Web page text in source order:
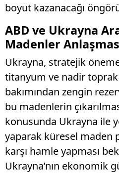
boyut kazanacağı
ABD ve Ukrayna
Madenler
Ukrayna, stratejik
titanyum ve nadir
bakımından zengin
bu madenlerin
konusunda Ukrayna ile
yaparak küresel maden
karşı hamle yapması
Ukrayna’nın ekonomik